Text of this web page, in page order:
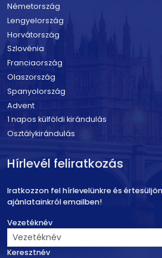
Németország
Lengyelország
Horvátország
Szlovénia
Franciaország
Olaszország
Spanyolország
Advent
1 napos külföldi kirándulás
Osztálykirándulás
Hírlevél feliratkozás
Iratkozzon fel hírlevelünkre és
ajánlatainkról emailben!
Vezetéknév
Keresztnév